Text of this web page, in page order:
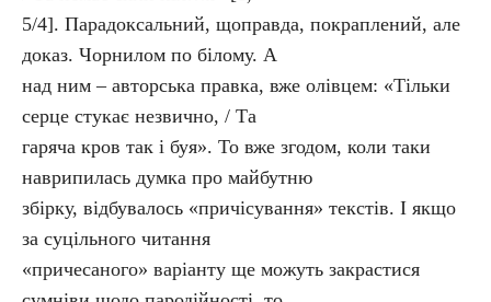
5/4]. Парадоксальний, щоправда, покраплений, але
доказ. Чорнилом по білому. А
над ним – авторська правка, вже олівцем: «Тільки
серце стукає незвично, / Та
гаряча кров так і буя». То вже згодом, коли таки
наврипилась думка про майбутню
збірку, відбувалось «причісування» текстів. І якщо
за суцільного читання
«причесаного» варіанту ще можуть закрастися